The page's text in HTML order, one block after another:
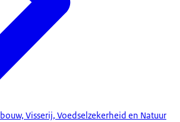
Visserij, Voedselzekerheid en Natuur